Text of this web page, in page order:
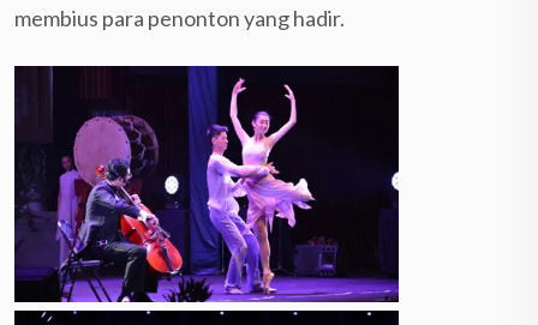
membius para penonton yang hadir.